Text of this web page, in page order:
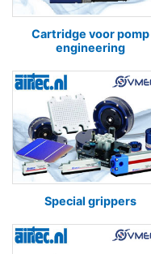
Cartridge voor pomp
engineering
Special grippers